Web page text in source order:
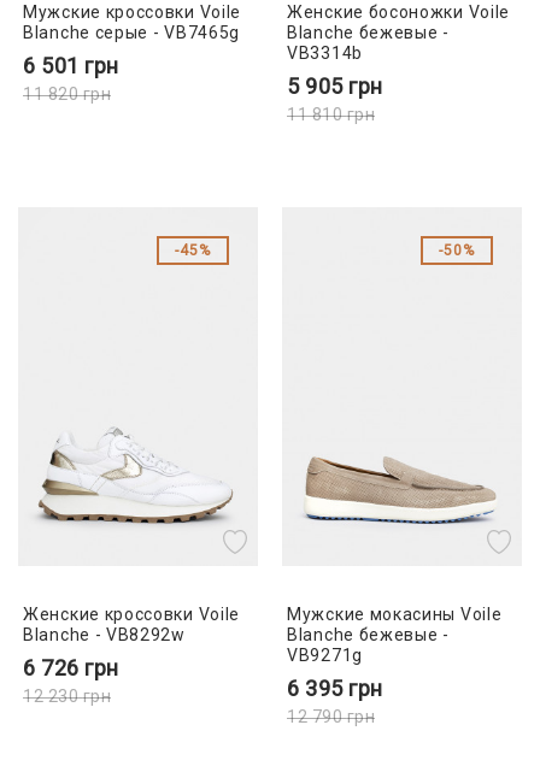
Мужские кроссовки Voile
Blanche серые - VB7465g
6 501 грн
11 820грн
Женские босоножки Voile
Blanche бежевые -
VB3314b
5 905 грн
11 810грн
45%
Женские кроссовки Voile
Blanche - VB8292w
6 726 грн
12 230грн
50%
Мужские мокасины Voile
Blanche бежевые -
VB9271g
6 395 грн
12 790грн